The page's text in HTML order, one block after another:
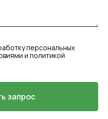
персональных
и политикой
запрос